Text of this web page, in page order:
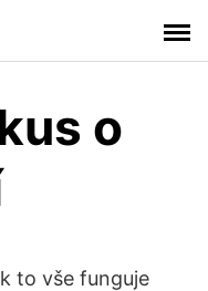
o
to vše funguje